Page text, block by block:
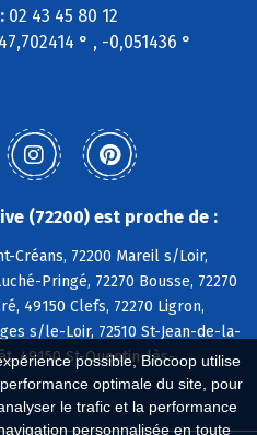
possible, Biocoop utilise
optimale du site, pour
le trafic et la performance
personnalisée en toute
02 43 45 80 12
° , -0,051436 °
(72200) est proche de :
Créans, 72200 Mareil s/Loir,
Pringé, 72270 Bousse, 72270
49150 Clefs, 72270 Ligron,
s/le-Loir, 72510 St-Jean-de-la-
49150 St-Quentin-lès-